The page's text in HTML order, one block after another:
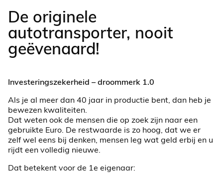
De originele
autotransporter, nooit
geëvenaard!
Investeringszekerheid – droommerk 1.0
Als je al meer dan 40 jaar in productie bent, dan heb je
bewezen kwaliteiten.
Dat weten ook de mensen die op zoek zijn naar een
gebruikte Euro. De restwaarde is zo hoog, dat we er
zelf wel eens bij denken, mensen leg wat geld erbij en u
rijdt een volledig nieuwe.
Dat betekent voor de 1e eigenaar: